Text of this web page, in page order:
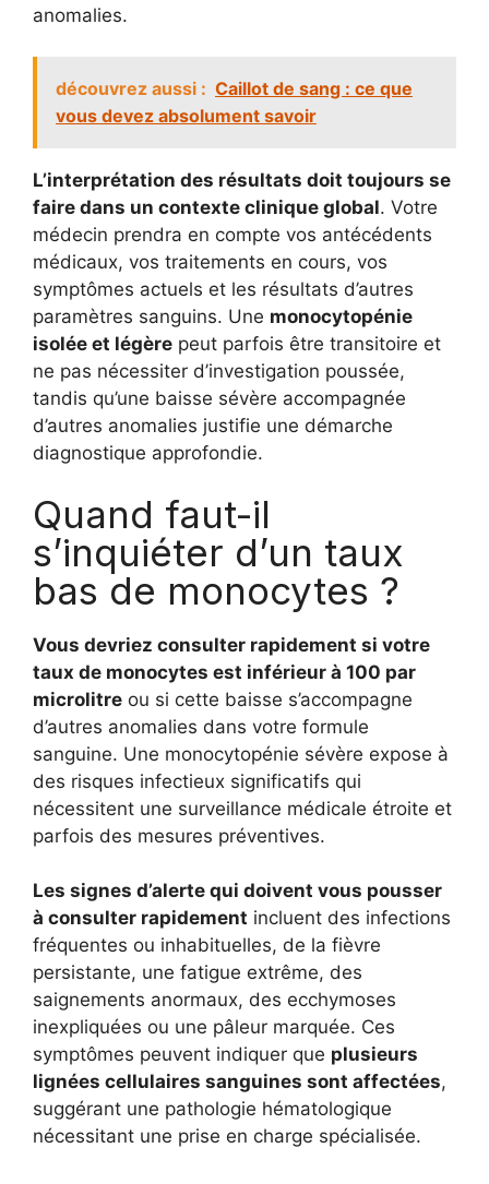
anomalies.
découvrez aussi : Caillot de sang : ce que
vous devez absolument savoir
L’interprétation des résultats doit toujours se
faire dans un contexte clinique global. Votre
médecin prendra en compte vos antécédents
médicaux, vos traitements en cours, vos
symptômes actuels et les résultats d’autres
paramètres sanguins. Une monocytopénie
isolée et légère peut parfois être transitoire et
ne pas nécessiter d’investigation poussée,
tandis qu’une baisse sévère accompagnée
d’autres anomalies justifie une démarche
diagnostique approfondie.
Quand faut-il
s’inquiéter d’un taux
bas de monocytes ?
Vous devriez consulter rapidement si votre
taux de monocytes est inférieur à 100 par
microlitre ou si cette baisse s’accompagne
d’autres anomalies dans votre formule
sanguine. Une monocytopénie sévère expose à
des risques infectieux significatifs qui
nécessitent une surveillance médicale étroite et
parfois des mesures préventives.
Les signes d’alerte qui doivent vous pousser
à consulter rapidement incluent des infections
fréquentes ou inhabituelles, de la fièvre
persistante, une fatigue extrême, des
saignements anormaux, des ecchymoses
inexpliquées ou une pâleur marquée. Ces
symptômes peuvent indiquer que plusieurs
lignées cellulaires sanguines sont affectées,
suggérant une pathologie hématologique
nécessitant une prise en charge spécialisée.